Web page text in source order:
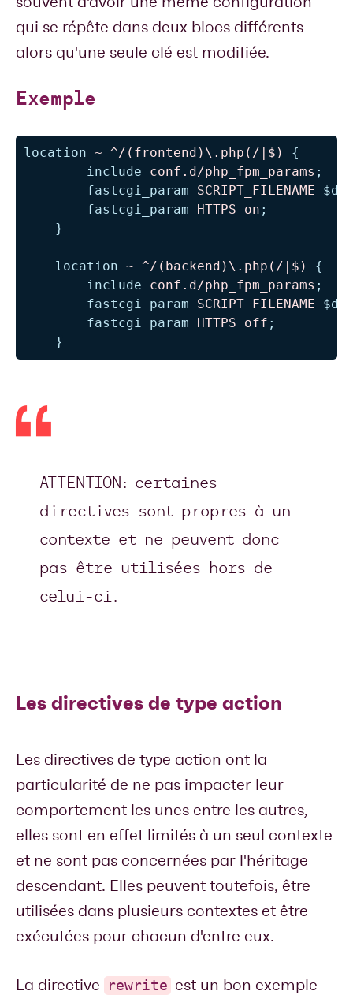
qui se répête dans deux blocs différents
alors qu'une seule clé est modifiée.
Exemple
location ~ ^/(frontend)\.php(/|$)
{
include conf.d/php_fpm_params ;
fastcgi_param SCRIPT_FILENAME
fastcgi_param HTTPS on ;
}
location ~ ^/(backend)\.php(/|$)
{
include conf.d/php_fpm_params ;
fastcgi_param SCRIPT_FILENAME
fastcgi_param HTTPS off ;
}
ATTENTION: certaines
directives sont propres à un
contexte et ne peuvent donc
pas être utilisées hors de
celui-ci.
Les directives de type action
Les directives de type action ont la
particularité de ne pas impacter leur
comportement les unes entre les autres,
elles sont en effet limités à un seul contexte
et ne sont pas concernées par l'héritage
descendant. Elles peuvent toutefois, être
utilisées dans plusieurs contextes et être
exécutées pour chacun d'entre eux.
La directive rewrite est un bon exemple